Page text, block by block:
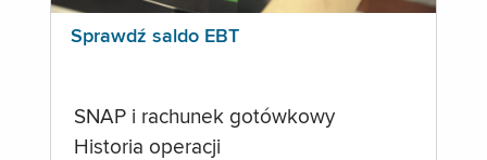
Sprawdź saldo EBT
SNAP i rachunek gotówkowy
Historia operacji